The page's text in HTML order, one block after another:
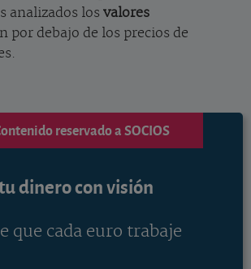
analizados los valores
por debajo de los precios de
reservado a SOCIOS
dinero con visión
que cada euro trabaje